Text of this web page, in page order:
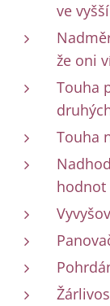
ve
že oni
Touha
Touha
hodnot